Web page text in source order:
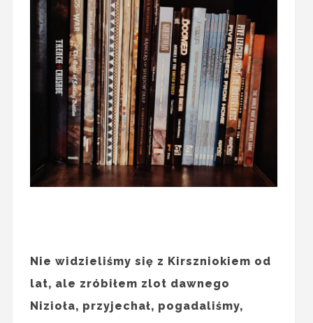
Nie widzieliśmy się z Kirszniokiem od
lat, ale zróbiłem zlot dawnego
Nizioła, przyjechał, pogadaliśmy,